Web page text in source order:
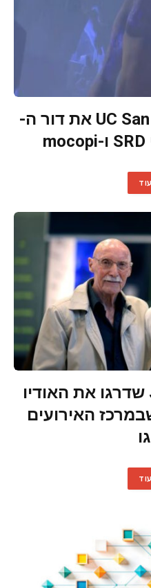
כך מכשיר ה-UC San Diego את דור ה-
כיצד KZPRO ו-JBL שדרגו את האודיו
האירועים